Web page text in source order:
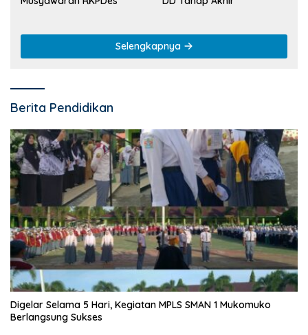
Selengkapnya
Berita Pendidikan
Digelar Selama 5 Hari, Kegiatan MPLS SMAN 1 Mukomuko
Berlangsung Sukses